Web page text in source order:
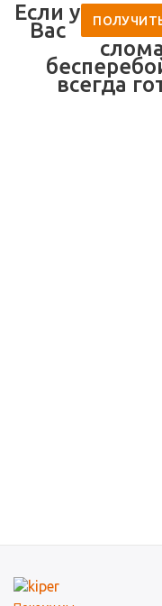
Если у
Вас
всегда